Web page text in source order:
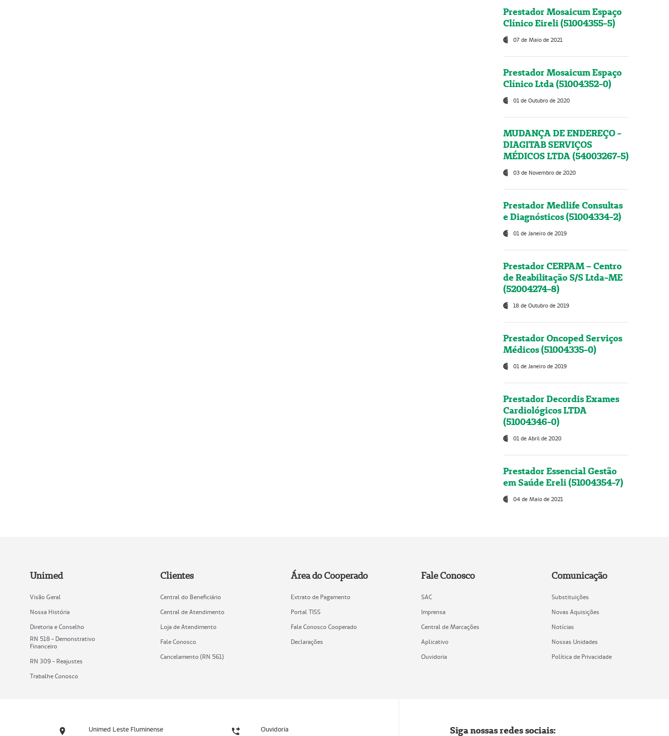
Prestador Mosaicum Espaço
Clínico Eireli (51004355-5)
07 de Maio de 2021
Prestador Mosaicum Espaço
Clínico Ltda (51004352-0)
01 de Outubro de 2020
MUDANÇA DE ENDEREÇO -
DIAGITAB SERVIÇOS
MÉDICOS LTDA (54003267-5)
03 de Novembro de 2020
Prestador Medlife Consultas
e Diagnósticos (51004334-2)
01 de Janeiro de 2019
Prestador CERPAM – Centro
de Reabilitação S/S Ltda-ME
(52004274-8)
18 de Outubro de 2019
Prestador Oncoped Serviços
Médicos (51004335-0)
01 de Janeiro de 2019
Prestador Decordis Exames
Cardiológicos LTDA
(51004346-0)
01 de Abril de 2020
Prestador Essencial Gestão
em Saúde Ereli (51004354-7)
04 de Maio de 2021
Unimed
Visão Geral
Nossa História
Diretoria e Conselho
RN 518 - Demonstrativo
Financeiro
RN 309 - Reajustes
Trabalhe Conosco
Clientes
Central do Beneficiário
Central de Atendimento
Loja de Atendimento
Fale Conosco
Cancelamento (RN 561)
Área do Cooperado
Extrato de Pagamento
Portal TISS
Fale Conosco Cooperado
Declarações
Fale Conosco
SAC
Imprensa
Central de Marcações
Aplicativo
Ouvidoria
Comunicação
Substituições
Novas Aquisições
Notícias
Nossas Unidades
Política de Privacidade
Unimed Leste Fluminense Ouvidoria Siga nossas redes sociais: